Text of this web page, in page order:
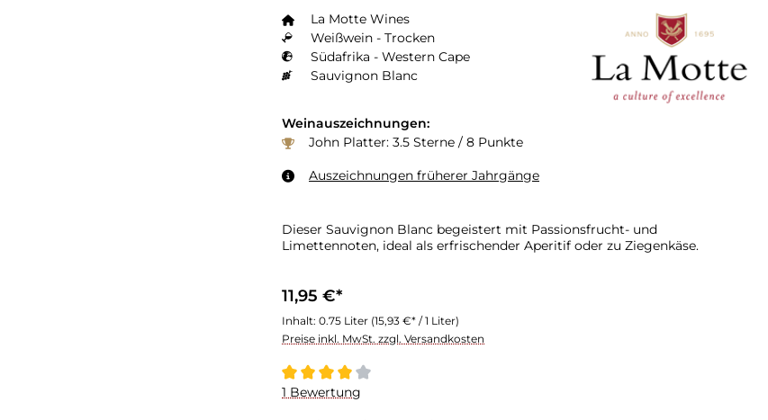
La Motte Wines
Weißwein - Trocken
Südafrika - Western Cape
Sauvignon Blanc
Weinauszeichnungen:
John Platter: 3.5 Sterne / 8 Punkte
Auszeichnungen früherer Jahrgänge
Dieser Sauvignon Blanc begeistert mit Passionsfrucht- und
Limettennoten, ideal als erfrischender Aperitif oder zu Ziegenkäse.
11,95 €*
Inhalt: 0.75 Liter (15,93 €* / 1 Liter)
Preise inkl. MwSt. zzgl. Versandkosten
Durchschnittliche Bewertung von 4 von 5 Sternen
1 Bewertung